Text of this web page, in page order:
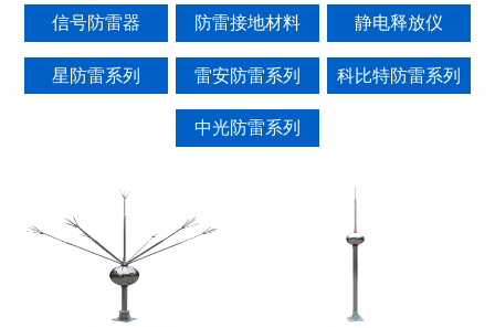
信号防雷器 防雷接地材料 静电释放仪
星防雷系列 雷安防雷系列 科比特防雷系列
中光防雷系列